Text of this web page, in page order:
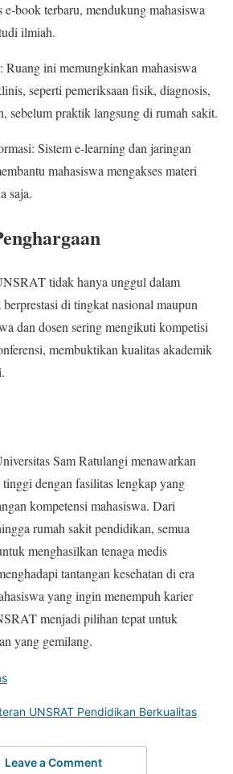
e-book terbaru, mendukung mahasiswa
ilmiah.
ini memungkinkan mahasiswa
seperti pemeriksaan fisik, diagnosis,
sebelum praktik langsung di rumah sakit.
Sistem e-learning dan jaringan
mahasiswa mengakses materi
saja.
tidak hanya unggul dalam
di tingkat nasional maupun
dan dosen sering mengikuti kompetisi
membuktikan kualitas akademik
Sam Ratulangi menawarkan
dengan fasilitas lengkap yang
kompetensi mahasiswa. Dari
rumah sakit pendidikan, semua
menghasilkan tenaga medis
tantangan kesehatan di era
yang ingin menempuh karier
menjadi pilihan tepat untuk
yang gemilang.
UNSRAT Pendidikan Berkualitas
Leave a Comment